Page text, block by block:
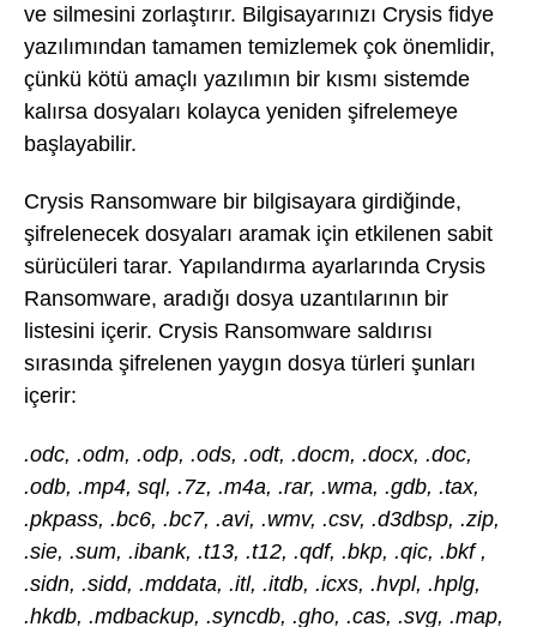
ve silmesini zorlaştırır. Bilgisayarınızı Crysis fidye
yazılımından tamamen temizlemek çok önemlidir,
çünkü kötü amaçlı yazılımın bir kısmı sistemde
kalırsa dosyaları kolayca yeniden şifrelemeye
başlayabilir.
Crysis Ransomware bir bilgisayara girdiğinde,
şifrelenecek dosyaları aramak için etkilenen sabit
sürücüleri tarar. Yapılandırma ayarlarında Crysis
Ransomware, aradığı dosya uzantılarının bir
listesini içerir. Crysis Ransomware saldırısı
sırasında şifrelenen yaygın dosya türleri şunları
içerir:
.odc, .odm, .odp, .ods, .odt, .docm, .docx, .doc,
.odb, .mp4, sql, .7z, .m4a, .rar, .wma, .gdb, .tax,
.pkpass, .bc6, .bc7, .avi, .wmv, .csv, .d3dbsp, .zip,
.sie, .sum, .ibank, .t13, .t12, .qdf, .bkp, .qic, .bkf ,
.sidn, .sidd, .mddata, .itl, .itdb, .icxs, .hvpl, .hplg,
.hkdb, .mdbackup, .syncdb, .gho, .cas, .svg, .map,